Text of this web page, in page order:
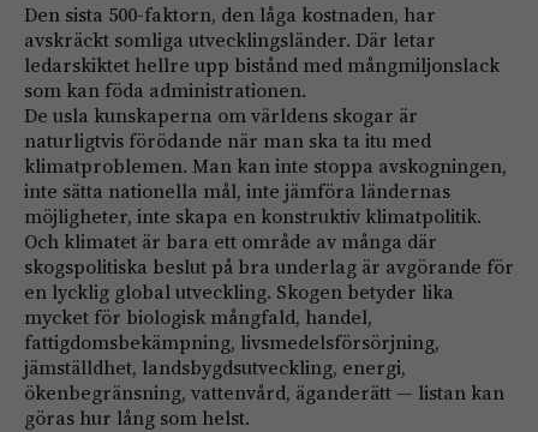
Den sista 500-faktorn, den låga kostnaden, har
avskräckt somliga utvecklingsländer. Där letar
ledarskiktet hellre upp bistånd med mångmiljonslack
som kan föda administrationen.
De usla kunskaperna om världens skogar är
naturligtvis förödande när man ska ta itu med
klimatproblemen. Man kan inte stoppa avskogningen,
inte sätta nationella mål, inte jämföra ländernas
möjligheter, inte skapa en konstruktiv klimatpolitik.
Och klimatet är bara ett område av många där
skogspolitiska beslut på bra underlag är avgörande för
en lycklig global utveckling. Skogen betyder lika
mycket för biologisk mångfald, handel,
fattigdomsbekämpning, livsmedelsförsörjning,
jämställdhet, landsbygdsutveckling, energi,
ökenbegränsning, vattenvård, äganderätt — listan kan
göras hur lång som helst.